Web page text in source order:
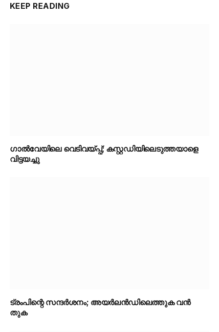
KEEP READING
ഗാൽവേയിലെ വെടിവയ്പ്പ്; കസ്റ്റഡിയിലെടുത്തയാളെ
വിട്ടയച്ചു
ട്രംപിന്റെ സന്ദർശനം; അയർലൻഡിലെത്തുക വൻ
തുക